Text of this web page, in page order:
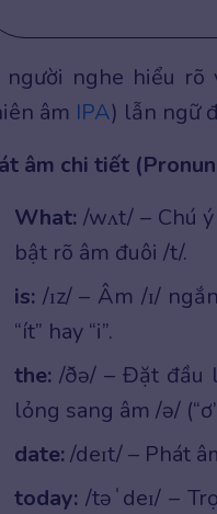
nghe hiểu rõ
âm IPA) lẫn ngữ
âm chi tiết
What: /wʌt/ – Chú
bật rõ âm đuôi /t/.
is: /ɪz/ – Âm /ɪ/
“ít” hay “i”.
the: /ðə/ – Đặt đầu
lỏng sang âm /ə/
date:/deɪt/ – Phát
today: /təˈdeɪ/ –